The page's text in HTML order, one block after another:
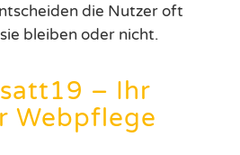
die Nutzer oft
bleiben oder nicht.
– Ihr
Webpflege